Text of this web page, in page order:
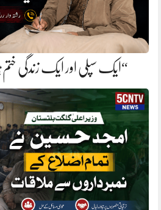
“ایک سپلی اور ایک زندگی ختم؟”